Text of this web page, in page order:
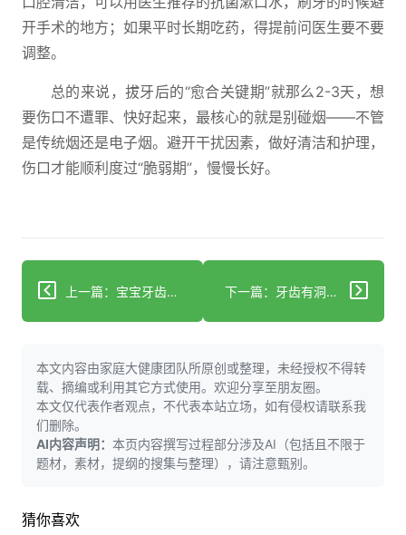
开手术的地方；如果平时长期吃药，得提前问医生要不要
调整。
总的来说，拔牙后的“愈合关键期”就那么2-3天，想
要伤口不遭罪、快好起来，最核心的就是别碰烟——不管
是传统烟还是电子烟。避开干扰因素，做好清洁和护理，
伤口才能顺利度过“脆弱期”，慢慢长好。
上一篇：宝宝牙齿咬合不齐？找对原因早干预 下一篇：牙齿有洞还疼？警惕根尖周炎，科学应对指南
本文内容由家庭大健康团队所原创或整理，未经授权不得转
载、摘编或利用其它方式使用。欢迎分享至朋友圈。
本文仅代表作者观点，不代表本站立场，如有侵权请联系我
们删除。
AI内容声明： 本页内容撰写过程部分涉及AI（包括且不限于
题材，素材，提纲的搜集与整理），请注意甄别。
猜你喜欢